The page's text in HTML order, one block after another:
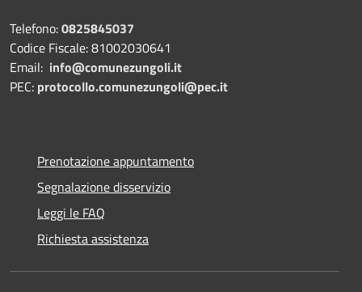
Telefono:0825845037
Codice Fiscale: 81002030641
Email: info@comunezungoli.it
PEC: protocollo.comunezungoli@pec.it
Prenotazione appuntamento
Segnalazione disservizio
Leggi le FAQ
Richiesta assistenza